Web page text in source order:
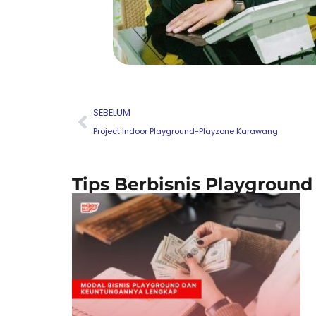
Prev
SEBELUM
Project Indoor Playground-Playzone Karawang
Tips Berbisnis Playground